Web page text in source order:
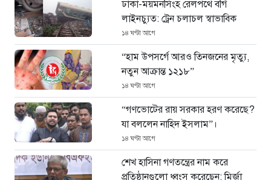
ঢাকা-ময়মনসিংহ রেলপথে বগি
লাইনচ্যুত: ট্রেন চলাচল স্বাভাবিক
১৪ ঘণ্টা আগে
“হাম উপসর্গে আরও তিনজনের মৃত্যু,
নতুন আক্রান্ত ১২১৮”
১৪ ঘণ্টা আগে
“গণভোটের রায় সরকার হরণ করেছে?
যা বললেন নাহিদ ইসলাম”।
১৪ ঘণ্টা আগে
শেখ হাসিনা গণতন্ত্রের নাম করে
প্রতিষ্ঠানগুলো ধ্বংস করেছেন: মির্জা